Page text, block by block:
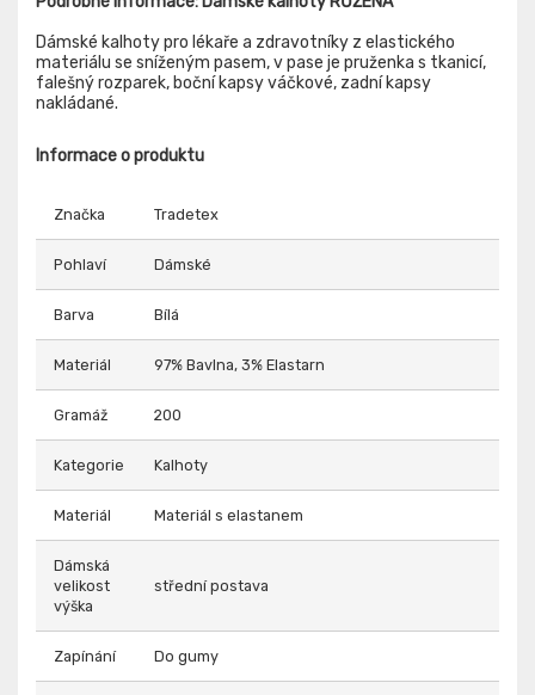
Dámské kalhoty pro lékaře a zdravotníky z elastického
materiálu se sníženým pasem, v pase je pruženka s tkanicí,
falešný rozparek, boční kapsy váčkové, zadní kapsy
nakládané.
Informace o produktu
Značka Tradetex
Pohlaví Dámské
Barva Bílá
Materiál 97% Bavlna, 3% Elastarn
Gramáž 200
Kategorie Kalhoty
Materiál Materiál s elastanem
Dámská
velikost
výška
střední postava
Zapínání Do gumy